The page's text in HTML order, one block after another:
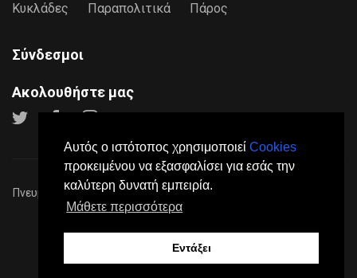
Αυτός ο ιστότοπος χρησιμοποιεί Cookies
προκειμένου να εξασφαλίσει για εσάς την
καλύτερη δυνατή εμπειρία.
Μάθετε περισσότερα
Εντάξει
Κυκλάδες
Παραπολιτικά Πάρος
Σύνδεσμοι
Ακολουθήστε μας
Πνευματικά Δικαιώματα © 2026Paros24
νόμιμου δικαιώματος.
Επικοινωνία
Made byDGK Software House